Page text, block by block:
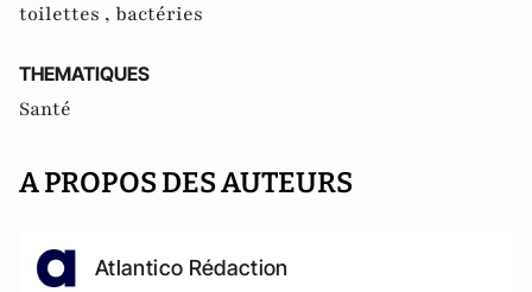
toilettes , bactéries
THEMATIQUES
Santé
A PROPOS DES AUTEURS
Atlantico Rédaction